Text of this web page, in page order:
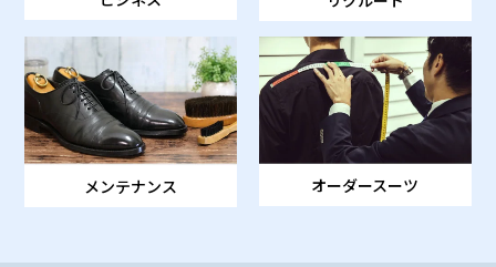
メンテナンス オーダースーツ